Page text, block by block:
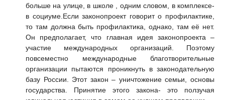
больше на улице, в школе , одним словом, в комплексе-
в социуме.Если законопроект говорит о профилактике,
то там должна быть профилактика, однако, там её нет.
Он предполагает, что главная идея законопроекта –
участие международных организаций. Поэтому
повсеместно международные благотворительные
организации пытаются проникнуть в законодательную
базу России. Этот закон – уничтожение семьи, основы
государства. Принятие этого закона- это ползучая